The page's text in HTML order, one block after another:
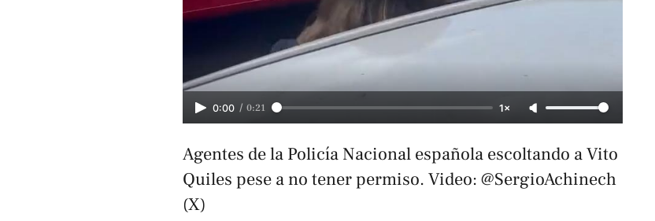
0:00 / 0:21 1×
Agentes de la Policía Nacional española escoltando a Vito
Quiles pese a no tener permiso. Video: @SergioAchinech
(X)